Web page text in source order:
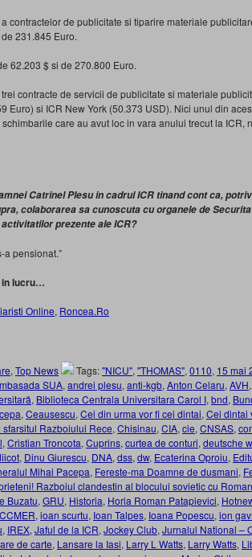
contractelor de publicitate si tiparire materiale
231.845 Euro.
62.203 $ si de 270.800 Euro.
contracte de servicii de publicitate si materiale
Euro) si ICR New York (50.373 USD). Nici unul din
care au avut loc in vara anului trecut la ICR,
Catrinel Plesu in cadrul ICR tinand cont ca,
colaborarea sa cunoscuta cu organele de
prezente ale ICR?
a pensionat.”
in lucru…
Online, Roncea.Ro
, Top News Tags:"NICU", "THOMAS", 0110, 15 mai
SUA, andrei plesu, anti-kgb, Anton Celaru, AVH
, Biblioteca Centrala Universitara Carol I, bnd,
, Ceausescu, Cei din urma vor fi cei dintai, Cei dintai
Razboiului Rece, Chisinau, CIA, cie, CNSAS,
, Cristian Troncota, Cuprins, curtea de conturi, deutsche
, Dinu Giurescu, DNA, dss, dw, Ecaterina Oproiu,
Mihai Pacepa, Fereste-ma Doamne de dusmani,
Razboiul clandestin al blocului sovietic cu
Buzatu, GRU, Historia, Horia Roman Patapievici,
, ioan scurtu, Ioan Talpes, Ioana Popescu, ion
, IREX, Jaful de la ICR, Jockey Club, Jurnalul National –
de carte, Lansare la Iasi, Larry L Watts, Larry Watts,